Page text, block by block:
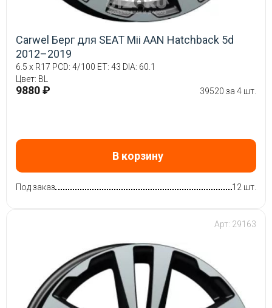
Carwel Берг для SEAT Mii AAN Hatchback 5d
2012–2019
6.5 x R17 PCD: 4/100 ET: 43 DIA: 60.1
Цвет: BL
9880 ₽ 39520 за 4 шт.
В корзину
Под заказ 12 шт.
Арт: 29163